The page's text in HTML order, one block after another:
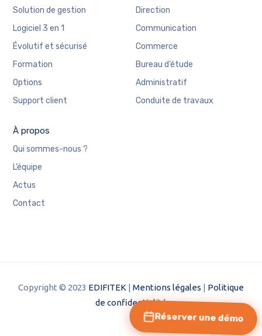
Réserver une démo
Solution de gestion
Logiciel 3 en 1
Évolutif et sécurisé
Formation
Options
Support client
Direction
Communication
Commerce
Bureau d’étude
Administratif
Conduite de travaux
À propos
Qui sommes-nous ?
L’équipe
Actus
Contact
Copyright © 2023 EDIFITEK | Mentions légales | Politique
de confidentialité